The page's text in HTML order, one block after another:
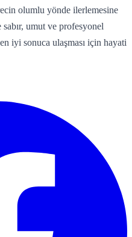
olumlu yönde ilerlemesine
umut ve profesyonel
iyi sonuca ulaşması için hayati